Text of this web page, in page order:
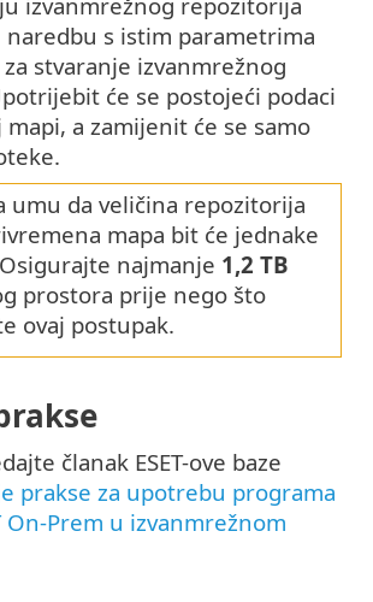
s istim parametrima
stvaranje izvanmrežnog
će se postojeći podaci
a zamijenit će se samo
umu da veličina repozitorija
mapa bit će jednake
najmanje 1,2 TB
prostora prije nego što
ovaj postupak.
članak ESET-ove baze
prakse za upotrebu programa
On-Prem u izvanmrežnom